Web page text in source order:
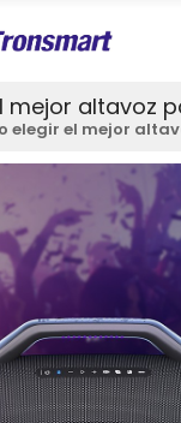
mejor altavoz
elegir el mejor